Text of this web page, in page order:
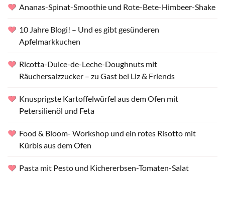
Ananas-Spinat-Smoothie und Rote-Bete-Himbeer-Shake
10 Jahre Blogi! – Und es gibt gesünderen
Apfelmarkkuchen
Ricotta-Dulce-de-Leche-Doughnuts mit
Räuchersalzzucker – zu Gast bei Liz & Friends
Knusprigste Kartoffelwürfel aus dem Ofen mit
Petersilienöl und Feta
Food & Bloom- Workshop und ein rotes Risotto mit
Kürbis aus dem Ofen
Pasta mit Pesto und Kichererbsen-Tomaten-Salat